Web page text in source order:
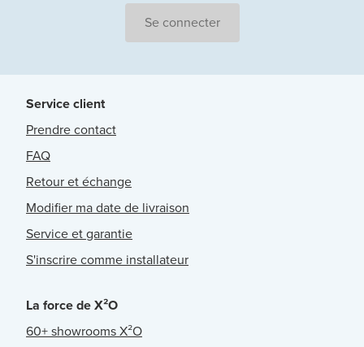
Se connecter
Service client
Prendre contact
FAQ
Retour et échange
Modifier ma date de livraison
Service et garantie
S'inscrire comme installateur
La force de X²O
60+ showrooms X²O